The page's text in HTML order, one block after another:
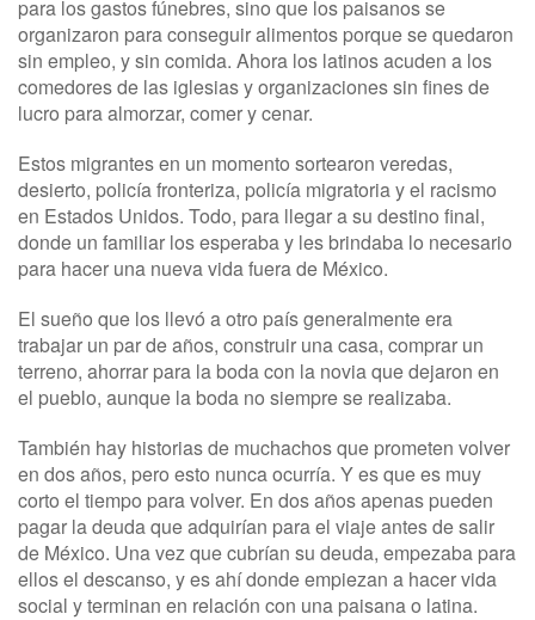
para los gastos fúnebres, sino que los paisanos se
organizaron para conseguir alimentos porque se quedaron
sin empleo, y sin comida. Ahora los latinos acuden a los
comedores de las iglesias y organizaciones sin fines de
lucro para almorzar, comer y cenar.
Estos migrantes en un momento sortearon veredas,
desierto, policía fronteriza, policía migratoria y el racismo
en Estados Unidos. Todo, para llegar a su destino final,
donde un familiar los esperaba y les brindaba lo necesario
para hacer una nueva vida fuera de México.
El sueño que los llevó a otro país generalmente era
trabajar un par de años, construir una casa, comprar un
terreno, ahorrar para la boda con la novia que dejaron en
el pueblo, aunque la boda no siempre se realizaba.
También hay historias de muchachos que prometen volver
en dos años, pero esto nunca ocurría. Y es que es muy
corto el tiempo para volver. En dos años apenas pueden
pagar la deuda que adquirían para el viaje antes de salir
de México. Una vez que cubrían su deuda, empezaba para
ellos el descanso, y es ahí donde empiezan a hacer vida
social y terminan en relación con una paisana o latina.